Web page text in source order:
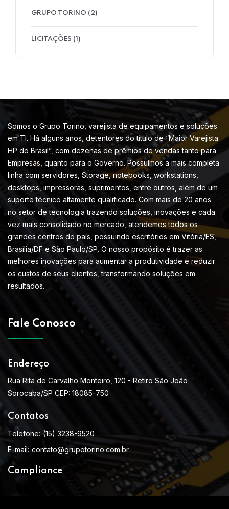
GRUPO TORINO (2)
LICITAÇÕES (1)
Somos o Grupo Torino, varejista de equipamentos e soluções
em TI. Há alguns anos, detentores do título de “Maior Varejista
HP do Brasil”, com dezenas de prêmios de vendas tanto para
Empresas, quanto para o Governo. Possuímos a mais completa
linha com servidores, Storage, notebooks, workstations,
desktops, impressoras, suprimentos, entre outros, além de um
suporte técnico altamente qualificado. Com mais de 20 anos
no setor de tecnologia trazendo soluções, inovações e cada
vez mais consolidado no mercado, atendemos todos os
grandes centros do país, possuindo escritórios em Vitória/ES,
Brasília/DF e São Paulo/SP. O nosso propósito é trazer as
melhores inovações para aumentar a produtividade e reduzir
os custos de seus clientes, transformando soluções em
resultados.
Fale Conosco
Endereço
Rua Rita de Carvalho Monteiro, 120 - Retiro São João
Sorocaba/SP CEP: 18085-750
Contatos
Telefone: (15) 3238-9520
E-mail: contato@grupotorino.com.br
Compliance